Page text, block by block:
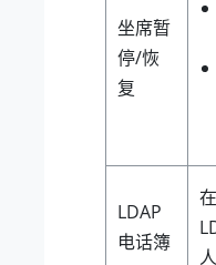
坐席暂
停/恢
复
LDAP
电话簿